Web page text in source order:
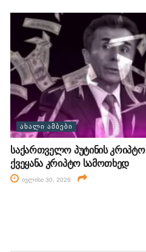
ᲐᲮᲐᲚᲘ ᲐᲛᲑᲔᲑᲘ
საქართველო პუტინის
ქვეყანა კრიპტო სამოთხედ
ივლისი 30, 2026